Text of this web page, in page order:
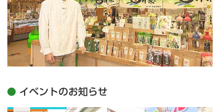
イベントのお知らせ